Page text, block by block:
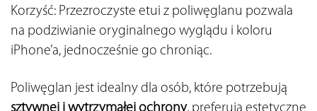
Korzyść: Przezroczyste etui z poliwęglanu pozwala
na podziwianie oryginalnego wyglądu i koloru
iPhone’a, jednocześnie go chroniąc.
sztywnej i wytrzymałej ochrony, preferują estetyczne